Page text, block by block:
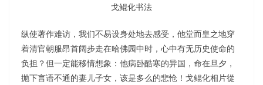
戈鲲化书法
纵使著作难访，我们不易设身处地去感受，他堂而皇之地穿
着清官朝服昂首阔步走在哈佛园中时，心中有无历史使命的
负担？但一定能移情想象：他病卧酷寒的异国，命在旦夕，
抛下言语不通的妻儿子女，该是多么的悲怆！戈鲲化相片從